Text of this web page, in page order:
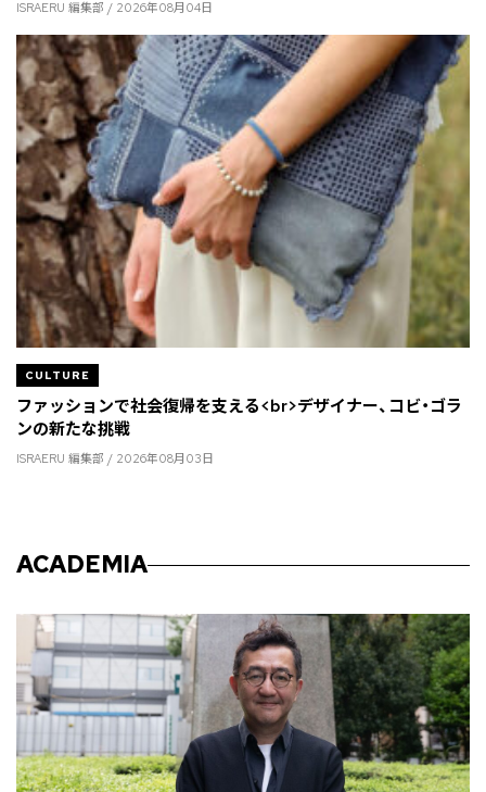
ISRAERU 編集部 / 2026年08月04日
CULTURE
ファッションで社会復帰を支える<br>デザイナー、コビ・ゴラ
ンの新たな挑戦
ISRAERU 編集部 / 2026年08月03日
ACADEMIA